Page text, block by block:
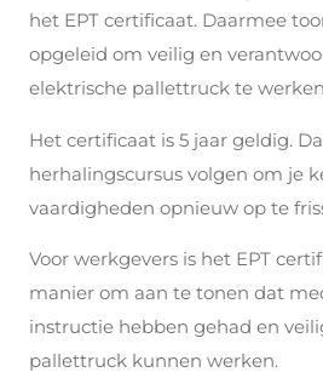
het EPT certificaat. Daarmee
opgeleid om veilig en
elektrische pallettruck te
Het certificaat is 5 jaar geldig.
herhalingscursus volgen om je
vaardigheden opnieuw op te
Voor werkgevers is het EPT
manier om aan te tonen dat
instructie hebben gehad en
pallettruck kunnen werken.